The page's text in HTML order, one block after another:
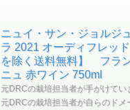
ニュイ・サン・ジョルジ
ラ 2021 オーディフレッ
を除く送料無料】 フラ
ニュ 赤ワイン 750ml
元DRCの栽培担当者が手がけてい
元DRCの栽培担当者が自らのドメ